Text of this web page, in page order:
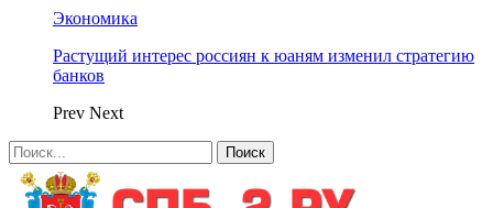
Экономика
Растущий интерес россиян к юаням изменил стратегию
банков
Prev Next